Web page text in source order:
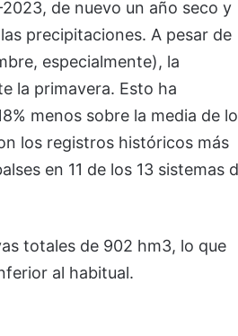
de nuevo un año seco y
precipitaciones. A pesar de
especialmente), la
la primavera. Esto ha
menos sobre la media de
los registros históricos más
en 11 de los 13 sistemas
totales de 902 hm3, lo que
al habitual.